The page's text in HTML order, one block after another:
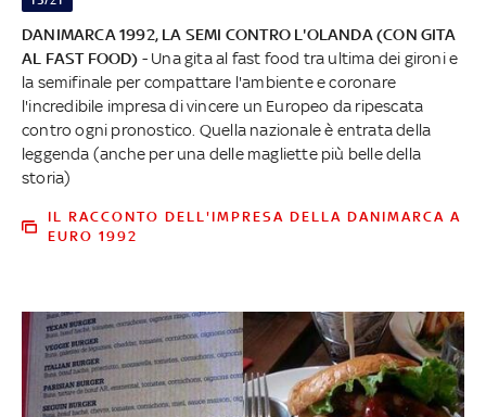
DANIMARCA 1992, LA SEMI CONTRO L'OLANDA (CON GITA
AL FAST FOOD) - Una gita al fast food tra ultima dei gironi e
la semifinale per compattare l'ambiente e coronare
l'incredibile impresa di vincere un Europeo da ripescata
contro ogni pronostico. Quella nazionale è entrata della
leggenda (anche per una delle magliette più belle della
storia)
IL RACCONTO DELL'IMPRESA DELLA DANIMARCA A
EURO 1992